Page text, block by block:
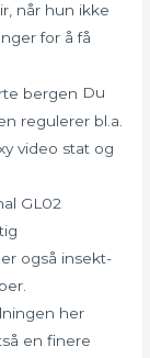
når hun ikke
for å få
Du
regulerer bl.a.
video stat og
GL02
også insekt-
her
en finere